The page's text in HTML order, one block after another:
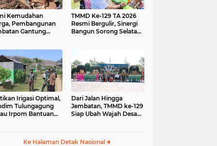
Kemudahan
Pembangunan
Gantung
TMMD Ke-129 TA 2026
Resmi Bergulir, Sinergi
Bangun Sorong Selatan
Irigasi Optimal,
Tulungagung
Irpom Bantuan
Dari Jalan Hingga
Jembatan, TMMD ke-129
Siap Ubah Wajah Desa
Ke Halaman Detak Nasional